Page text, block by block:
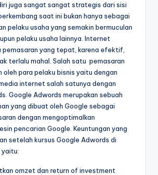
juga sangat sangat strategis dari sisi
saat ini bukan hanya sebagai
pelaku usaha yang semakin bermuculan
pelaku usaha lainnya. Internet
pemasaran yang tepat, karena efektif,
terlalu mahal. Salah satu pemasaran
oleh para pelaku bisnis yaitu dengan
internet salah satunya dengan
Google Adwords merupakan sebuah
yang dibuat oleh Google sebagai
dengan mengoptimalkan
pencarian Google. Keuntungan yang
setelah kursus Google Adwords di
yaitu:
omzet dan return of investment